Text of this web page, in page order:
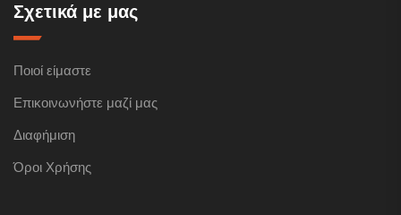
Σχετικά με μας
Ποιοί είμαστε
Επικοινωνήστε μαζί μας
Διαφήμιση
Όροι Χρήσης